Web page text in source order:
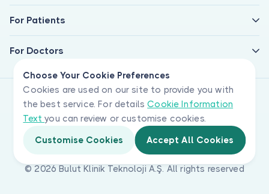
Choose Your Cookie Preferences
Cookies are used on our site to provide you with
the best service. For detailsCookie Information
Textyou can review or customise cookies.
Customise Cookies
Accept All Cookies
For Patients
For Doctors
© 2026 Bulut Klinik Teknoloji A.Ş. All rights reserved